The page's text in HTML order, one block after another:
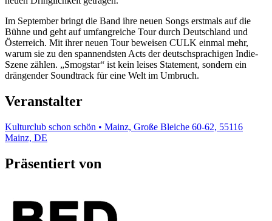
Im September bringt die Band ihre neuen Songs erstmals auf die
Bühne und geht auf umfangreiche Tour durch Deutschland und
Österreich. Mit ihrer neuen Tour beweisen CULK einmal mehr,
warum sie zu den spannendsten Acts der deutschsprachigen Indie-
Szene zählen. „Smogstar“ ist kein leises Statement, sondern ein
drängender Soundtrack für eine Welt im Umbruch.
Veranstalter
Kulturclub schon schön • Mainz, Große Bleiche 60-62, 55116
Mainz, DE
Präsentiert von